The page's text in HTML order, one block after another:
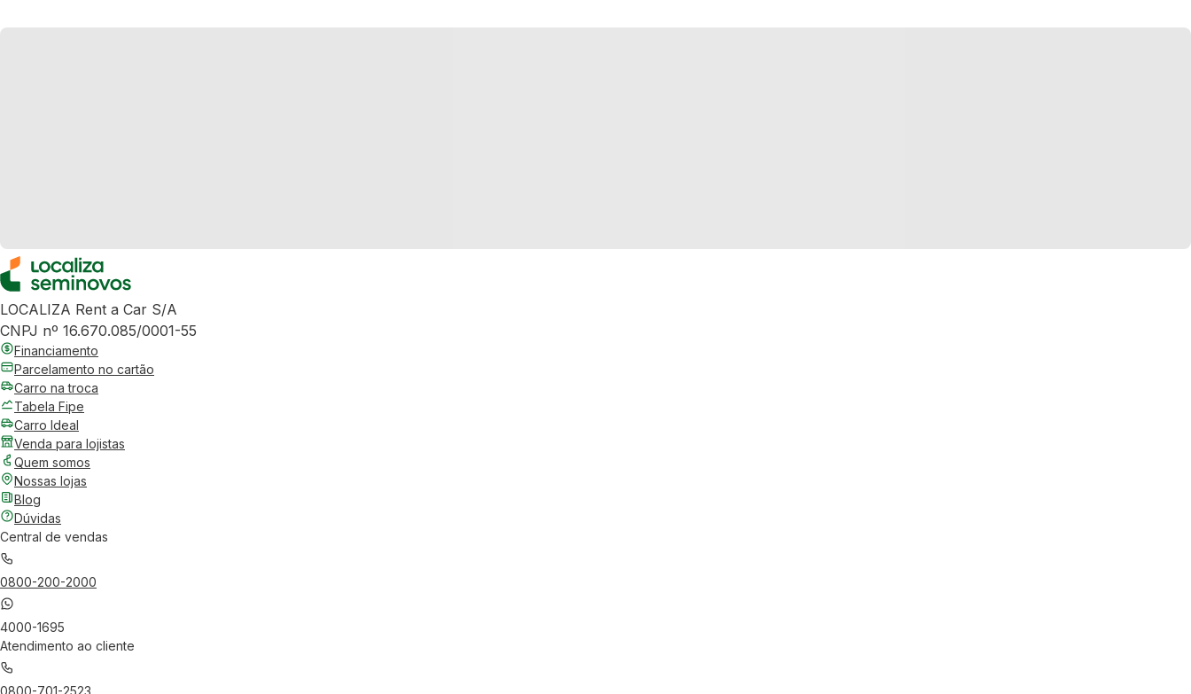
LOCALIZA Rent a Car S/A
CNPJ nº 16.670.085/0001-55
Financiamento
Parcelamento no cartão
Carro na troca
Tabela Fipe
Carro Ideal
Venda para lojistas
Quem somos
Nossas lojas
Blog
Dúvidas
Central de vendas
0800-200-2000
4000-1695
Atendimento ao cliente
0800-701-2523